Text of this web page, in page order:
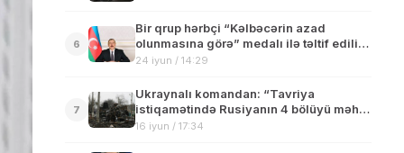
6
Bir qrup hərbçi “Kəlbəcərin azad
olunmasına görə” medalı ilə təltif edilib
– Siyahı
24 iyun / 14:29
7
Ukraynalı komandan: “Tavriya
istiqamətində Rusiyanın 4 bölüyü məhv
edilib”
16 iyun / 17:34